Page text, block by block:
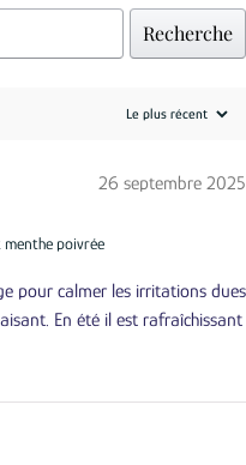
Recherche
26 septembre 2025
poivrée
pour calmer les irritations dues
En été il est rafraîchissant